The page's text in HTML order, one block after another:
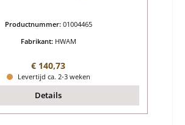
Productnummer: 01004465
Fabrikant: HWAM
Normale prijs:
€ 140,73
Levertijd ca. 2-3 weken
Details